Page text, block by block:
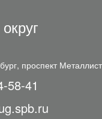
проспект
58-41